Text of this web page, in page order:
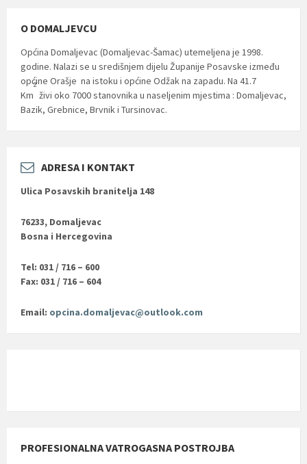
O DOMALJEVCU
Općina Domaljevac (Domaljevac-Šamac) utemeljena je 1998.
godine. Nalazi se u središnjem dijelu Županije Posavske između
općine Orašje na istoku i općine Odžak na zapadu. Na 41.7
Km
2
živi oko 7000 stanovnika u naseljenim mjestima : Domaljevac,
Bazik, Grebnice, Brvnik i Tursinovac.
ADRESA I KONTAKT
Ulica Posavskih branitelja 148
76233, Domaljevac
Bosna i Hercegovina
Tel: 031 / 716 – 600
Fax: 031 / 716 – 604
Email: opcina.domaljevac@outlook.com